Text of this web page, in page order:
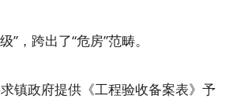
跨出了“危房”范畴。
政府提供《工程验收备案表》予